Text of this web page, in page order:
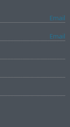
Email
Email